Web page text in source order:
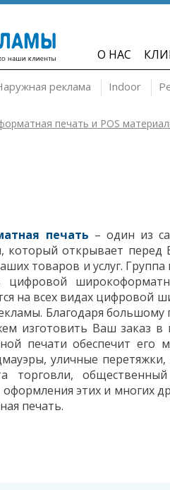
О НАС
реклама Indoor
печать и POS
печать – один из
который открывает перед
товаров и услуг.
цифровой
на всех видах цифровой
Благодаря
изготовить Ваш заказ
печати обеспечит его
уличные
торговли,
оформления этих и многих
печать.